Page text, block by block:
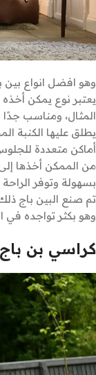
وهو افضل انواع بين
يعتبر نوع يمكن
المثال، ومناسب جدًا
يطلق عليها الكنبة
أماكن متعددة
من الممكن أخذها
بسهولة وتوفر الراحة
تم صنع البين باج
وهو بكثر تواجده في
كراسي بن